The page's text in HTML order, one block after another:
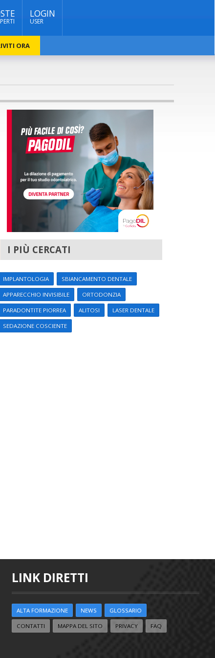
LOGIN
USER
ORA
I PIÙ CERCATI
IMPLANTOLOGIA SBIANCAMENTO DENTALE
APPARECCHIO INVISIBILE ORTODONZIA
PARADONTITE PIORREA ALITOSI LASER DENTALE
SEDAZIONE COSCIENTE
LINK DIRETTI
ALTA FORMAZIONE NEWS GLOSSARIO
CONTATTI MAPPA DEL SITO PRIVACY FAQ